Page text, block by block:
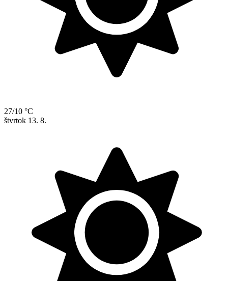
27/10 °C
štvrtok 13. 8.